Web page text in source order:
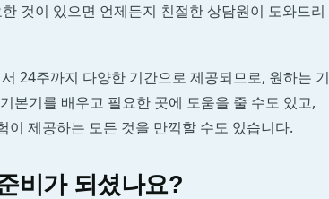
것이 있으면 언제든지 친절한 상담원이 도와드리
24주까지 다양한 기간으로 제공되므로, 원하는 기
본기를 배우고 필요한 곳에 도움을 줄 수도 있고,
제공하는 모든 것을 만끽할 수도 있습니다.
비가 되셨나요?